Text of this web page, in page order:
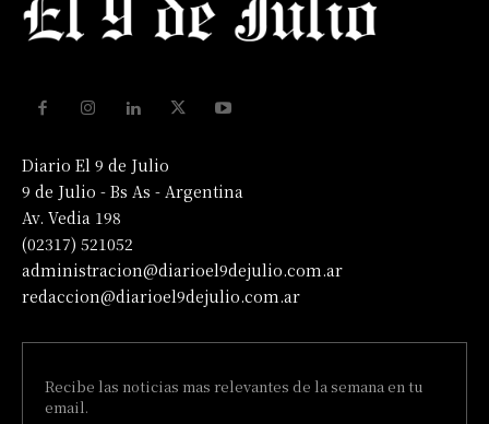
Diario El 9 de Julio
9 de Julio - Bs As - Argentina
Av. Vedia 198
(02317) 521052
administracion@diarioel9dejulio.com.ar
redaccion@diarioel9dejulio.com.ar
Recibe las noticias mas relevantes de la semana en tu
email.